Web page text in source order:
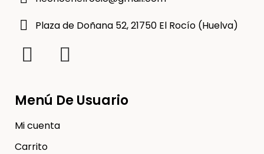
Plaza de Doñana 52, 21750 El Rocío (Huelva)
Menú De Usuario
Mi cuenta
Carrito